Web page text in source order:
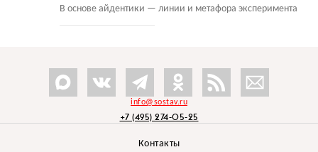
В основе айдентики — линии и метафора эксперимента
info@sostav.ru
+7 (495) 274-05-25
Контакты